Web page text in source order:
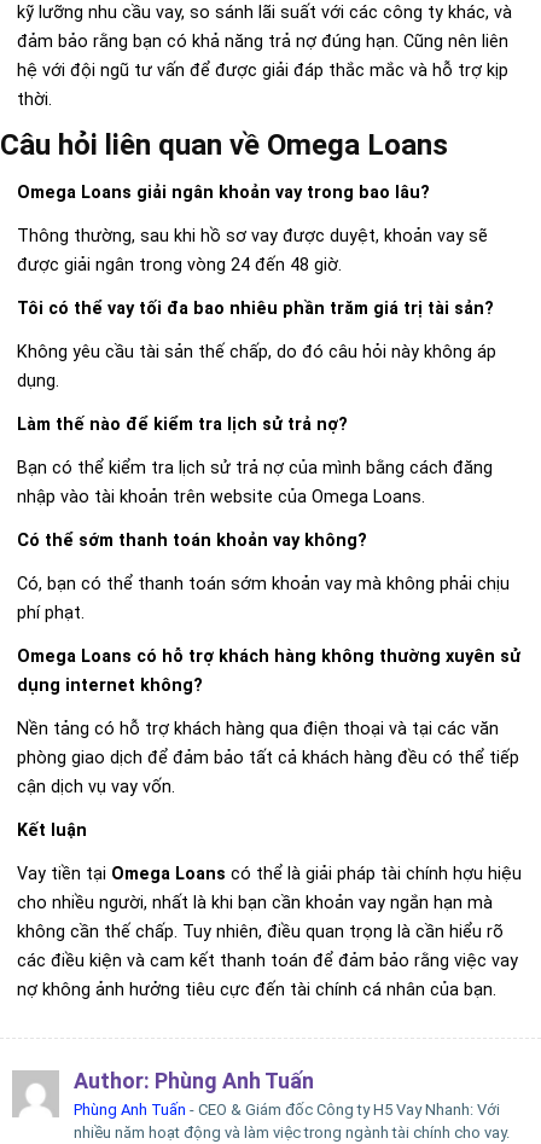
kỹ lưỡng nhu cầu vay, so sánh lãi suất với các công ty khác, và
đảm bảo rằng bạn có khả năng trả nợ đúng hạn. Cũng nên liên
hệ với đội ngũ tư vấn để được giải đáp thắc mắc và hỗ trợ kịp
thời.
Câu hỏi liên quan về Omega Loans
Omega Loans giải ngân khoản vay trong bao lâu?
Thông thường, sau khi hồ sơ vay được duyệt, khoản vay sẽ
được giải ngân trong vòng 24 đến 48 giờ.
Tôi có thể vay tối đa bao nhiêu phần trăm giá trị tài sản?
Không yêu cầu tài sản thế chấp, do đó câu hỏi này không áp
dụng.
Làm thế nào để kiểm tra lịch sử trả nợ?
Bạn có thể kiểm tra lịch sử trả nợ của mình bằng cách đăng
nhập vào tài khoản trên website của Omega Loans.
Có thể sớm thanh toán khoản vay không?
Có, bạn có thể thanh toán sớm khoản vay mà không phải chịu
phí phạt.
Omega Loans có hỗ trợ khách hàng không thường xuyên sử
dụng internet không?
Nền tảng có hỗ trợ khách hàng qua điện thoại và tại các văn
phòng giao dịch để đảm bảo tất cả khách hàng đều có thể tiếp
cận dịch vụ vay vốn.
Kết luận
Vay tiền tại Omega Loans có thể là giải pháp tài chính hợu hiệu
cho nhiều người, nhất là khi bạn cần khoản vay ngắn hạn mà
không cần thế chấp. Tuy nhiên, điều quan trọng là cần hiểu rõ
các điều kiện và cam kết thanh toán để đảm bảo rằng việc vay
nợ không ảnh hưởng tiêu cực đến tài chính cá nhân của bạn.
Author: Phùng Anh Tuấn
Phùng Anh Tuấn - CEO & Giám đốc Công ty H5 Vay Nhanh: Với
nhiều năm hoạt động và làm việc trong ngành tài chính cho vay.